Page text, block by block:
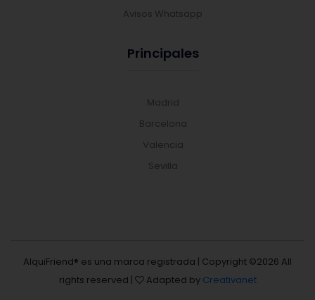
Avisos Whatsapp
Principales
Madrid
Barcelona
Valencia
Sevilla
AlquiFriend® es una marca registrada | Copyright ©2026 All
rights reserved |
Adapted by Creativanet